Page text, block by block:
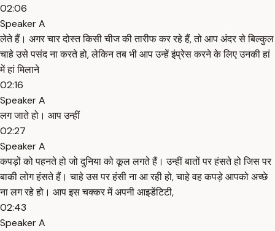
02:06
Speaker A
लेते हैं। अगर चार दोस्त किसी चीज की तारीफ कर रहे हैं, तो आप अंदर से बिल्कुल
चाहे उसे पसंद ना करते हो, लेकिन तब भी आप उन्हें इंप्रेस करने के लिए उनकी हां
में हां मिलाने
02:16
Speaker A
लग जाते हो। आप उन्हीं
02:27
Speaker A
कपड़ों को पहनते हो जो दुनिया को कूल लगते हैं। उन्हीं बातों पर हंसते हो जिस पर
बाकी लोग हंसते हैं। चाहे उस पर हंसी ना आ रही हो, चाहे वह कपड़े आपको अच्छे
ना लग रहे हो। आप इस चक्कर में अपनी आइडेंटिटी,
02:43
Speaker A